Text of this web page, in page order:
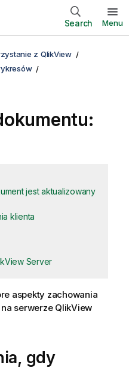
Search Menu
z QlikView
jest aktualizowany
klienta
Server
aspekty zachowania
serwerze QlikView
gdy